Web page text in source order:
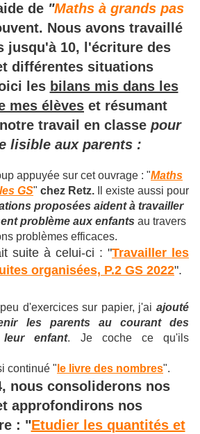
de "Maths à grands pas
Nous avons travaillé
jusqu'à 10, l'écriture des
différentes situations
les bilans mis dans les
mes élèves et résumant
travail en classe pour
lisible aux parents :
appuyée sur cet ouvrage : "Maths
GS" chez Retz. Il existe aussi pour
proposées aident à travailler
problème aux enfants au travers
problèmes efficaces.
à celui-ci : "Travailler les
organisées, P.2 GS 2022".
d'exercices sur papier, j'ai ajouté
les parents au courant des
leur enfant. Je coche ce qu'ils
continué " le livre des nombres".
nous consoliderons nos
approfondirons nos
: "Etudier les quantités et